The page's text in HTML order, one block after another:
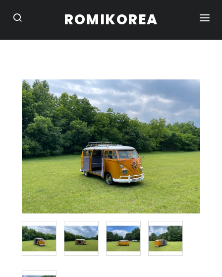
ROMIKOREA
HOME
CONVERTIBLE
SUV / CAMPER
TRUCK / VAN
SEDAN / COUPE
BIKE
PORTFOLIO